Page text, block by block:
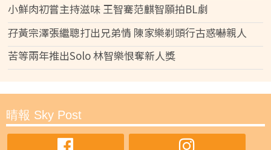
小鮮肉初嘗主持滋味 王智騫范麒智願拍BL劇
孖黃宗澤張繼聰打出兄弟情 陳家樂剃頭行古惑嚇親人
苦等兩年推出Solo 林智樂恨奪新人獎
晴報 Sky Post